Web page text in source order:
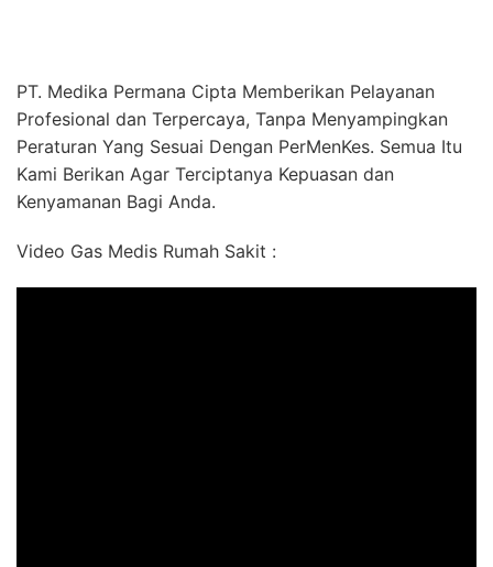
PT. Medika Permana Cipta Memberikan Pelayanan
Profesional dan Terpercaya, Tanpa Menyampingkan
Peraturan Yang Sesuai Dengan PerMenKes. Semua Itu
Kami Berikan Agar Terciptanya Kepuasan dan
Kenyamanan Bagi Anda.
Video Gas Medis Rumah Sakit :